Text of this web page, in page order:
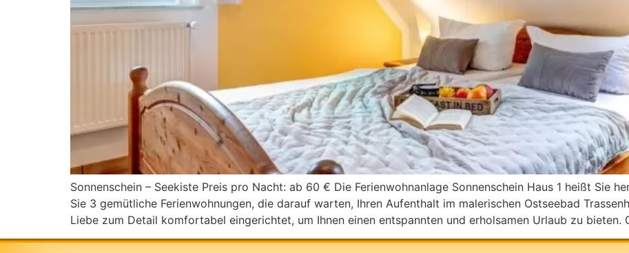
Sonnenschein – Seekiste Preis pro Nacht: ab 60 € Die Ferienwohnanlage Sonnenschein Haus 1 heißt Sie
Sie 3 gemütliche Ferienwohnungen, die darauf warten, Ihren Aufenthalt im malerischen Ostseebad
Liebe zum Detail komfortabel eingerichtet, um Ihnen einen entspannten und erholsamen Urlaub zu bieten.